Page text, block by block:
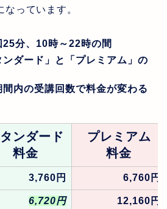
っています。
25分、10時～22時の間
ンダード」と「プレミアム」の
間内の受講回数で料金が変わる
ンダード
料金
プレミアム
料金
3,760円 6,760円
6,720円 12,160円